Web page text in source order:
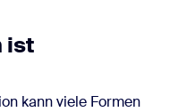
ist
kann viele Formen